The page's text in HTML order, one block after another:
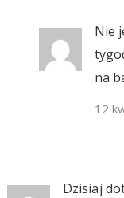
Nie
na
12
Dzisiaj